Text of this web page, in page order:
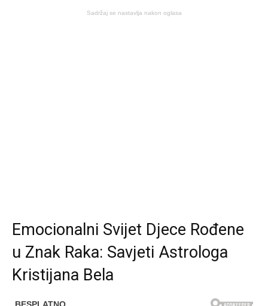
Sadržaj se nastavlja nakon oglasa
Emocionalni Svijet Djece Rođene
u Znak Raka: Savjeti Astrologa
Kristijana Bela